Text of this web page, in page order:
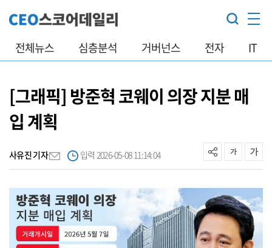
전체뉴스 심층분석 거버넌스 전자 IT
[그래픽] 방준혁 코웨이 의장 지분 매
입 계획
사유진 기자 입력 2026-05-08 11:14:04